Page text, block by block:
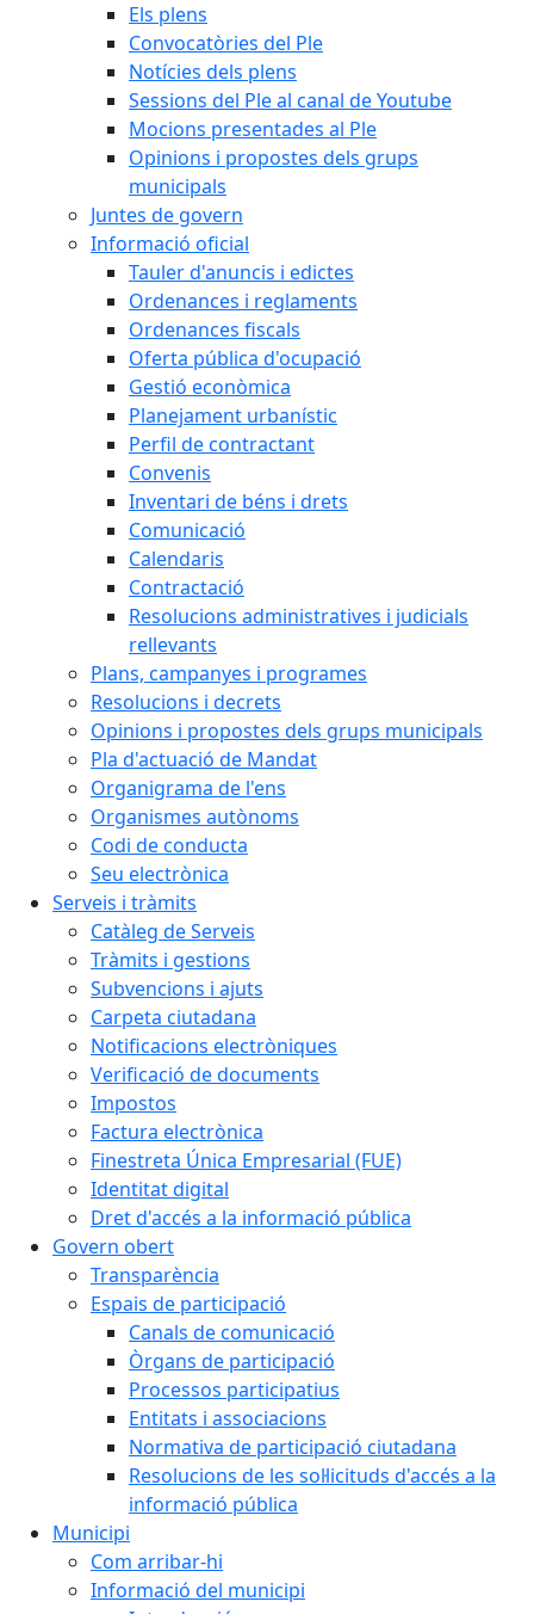
Els plens
Convocatòries del Ple
Notícies dels plens
Sessions del Ple al canal de Youtube
Mocions presentades al Ple
Opinions i propostes dels grups
municipals
Juntes de govern
Informació oficial
Tauler d'anuncis i edictes
Ordenances i reglaments
Ordenances fiscals
Oferta pública d'ocupació
Gestió econòmica
Planejament urbanístic
Perfil de contractant
Convenis
Inventari de béns i drets
Comunicació
Calendaris
Contractació
Resolucions administratives i judicials
rellevants
Plans, campanyes i programes
Resolucions i decrets
Opinions i propostes dels grups municipals
Pla d'actuació de Mandat
Organigrama de l'ens
Organismes autònoms
Codi de conducta
Seu electrònica
Serveis i tràmits
Catàleg de Serveis
Tràmits i gestions
Subvencions i ajuts
Carpeta ciutadana
Notificacions electròniques
Verificació de documents
Impostos
Factura electrònica
Finestreta Única Empresarial (FUE)
Identitat digital
Dret d'accés a la informació pública
Govern obert
Transparència
Espais de participació
Canals de comunicació
Òrgans de participació
Processos participatius
Entitats i associacions
Normativa de participació ciutadana
Resolucions de les sol·licituds d'accés a la
informació pública
Municipi
Com arribar-hi
Informació del municipi